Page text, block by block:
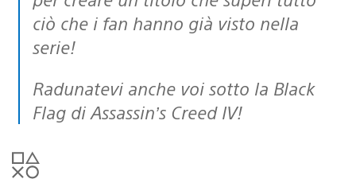
ciò che i fan hanno già visto nella
serie!
Radunatevi anche voi sotto la Black
Flag di Assassin’s Creed IV!